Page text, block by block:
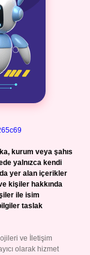
kurum veya şahıs
yalnızca kendi
yer alan içerikler
kişiler hakkında
ile isim
taslak
ve İletişim
olarak hizmet